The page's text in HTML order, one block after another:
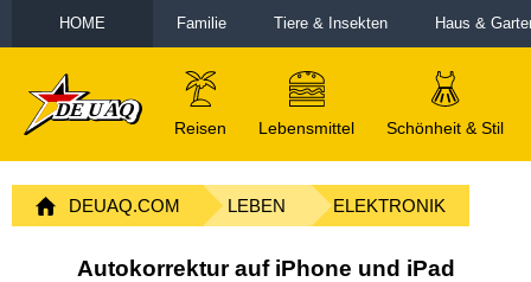
HOME Familie Tiere & Insekten Haus &
Reisen Lebensmittel Schönheit & Stil
DEUAQ.COM LEBEN ELEKTRONIK
Autokorrektur auf iPhone und iPad